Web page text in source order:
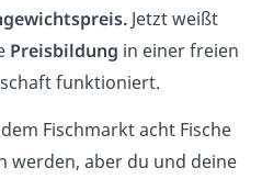
Jetzt weißt
Preisbildung in einer freien
funktioniert.
Fischmarkt acht Fische
werden, aber du und deine